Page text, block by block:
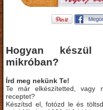
Hogyan
mikróban?
Írd meg nekünk Te!
Te már elkészítetted, vagy
receptet?
Készítsd el, fotózd le és